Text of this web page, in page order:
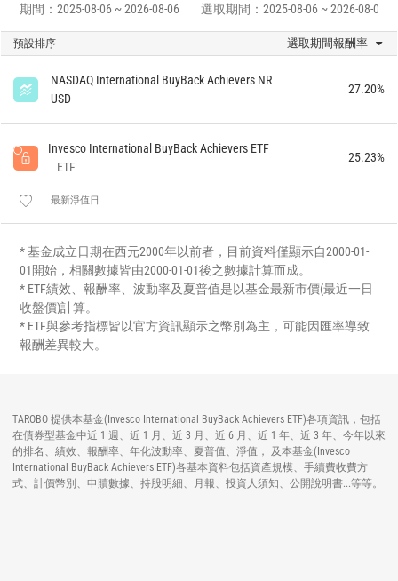
期間：2025-08-06 ~ 2026-08-06 選取期間：2025-08-06 ~ 2026-08-06
預設排序 選取期間報酬率
NASDAQ International BuyBack Achievers NR
USD
27.20%
Invesco International BuyBack Achievers ETF
ETF
25.23%
最新淨值日
* 基金成立日期在西元2000年以前者，目前資料僅顯示自2000-01-
01開始，相關數據皆由2000-01-01後之數據計算而成。
* ETF績效、報酬率、波動率及夏普值是以基金最新市價(最近一日
收盤價)計算。
* ETF與參考指標皆以官方資訊顯示之幣別為主，可能因匯率導致
報酬差異較大。
TAROBO 提供本基金(Invesco International BuyBack Achievers ETF)各項資訊，包括
在債券型基金中近 1 週、近 1 月、近 3 月、近 6 月、近 1 年、近 3 年、今年以來
的排名、績效、報酬率、年化波動率、夏普值、淨值， 及本基金(Invesco
International BuyBack Achievers ETF)各基本資料包括資產規模、手續費收費方
式、計價幣別、申贖數據、持股明細、月報、投資人須知、公開說明書...等等。